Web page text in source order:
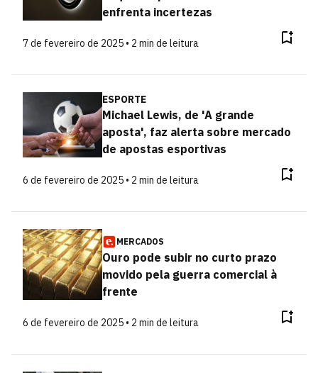
enfrenta incertezas
7 de fevereiro de 2025 • 2 min de leitura
ESPORTE
Michael Lewis, de 'A grande
aposta', faz alerta sobre mercado
de apostas esportivas
6 de fevereiro de 2025 • 2 min de leitura
MERCADOS
Ouro pode subir no curto prazo
movido pela guerra comercial à
frente
6 de fevereiro de 2025 • 2 min de leitura